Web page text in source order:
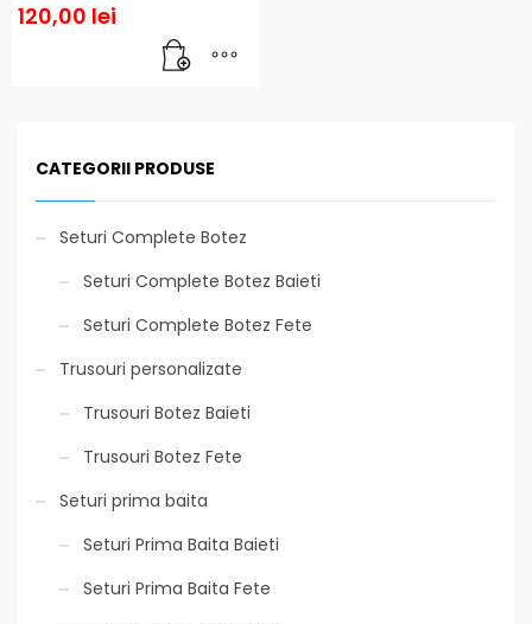
120,00 lei
CATEGORII PRODUSE
Seturi Complete Botez
Seturi Complete Botez Baieti
Seturi Complete Botez Fete
Trusouri personalizate
Trusouri Botez Baieti
Trusouri Botez Fete
Seturi prima baita
Seturi Prima Baita Baieti
Seturi Prima Baita Fete